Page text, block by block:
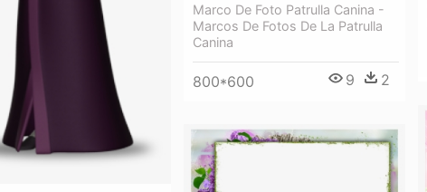
Marco De Foto Patrulla Canina -
Marcos De Fotos De La Patrulla
Canina
800*600 9 2